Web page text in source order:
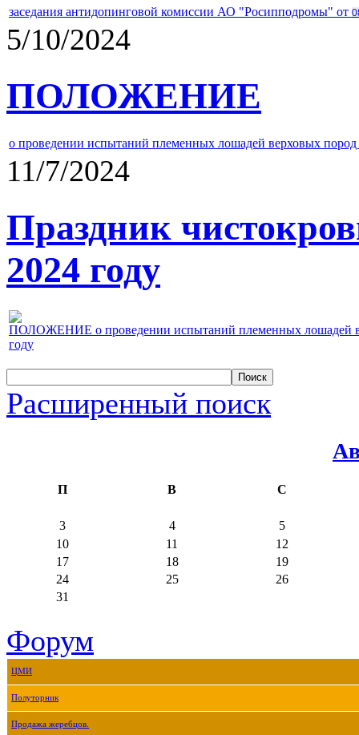
заседания антидопинговой комиссии АО "Росипподромы" от
5/10/2024
ПОЛОЖЕНИЕ
о проведении испытаний племенных лошадей верховых
11/7/2024
Праздник
2024 году
ПОЛОЖЕНИЕ о проведении испытаний племенных лошадей
году
Расширенный поиск
П В С
3 4
5
10
11
12
17
18
19
24
25
26
31
Форум
ЦМИ
Полуторник
Продажа жеребцов.